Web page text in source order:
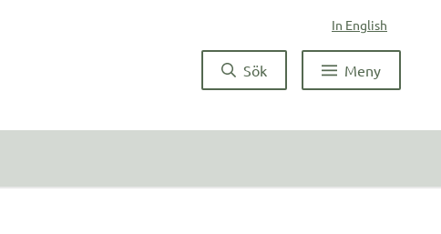
In English
Sök Meny